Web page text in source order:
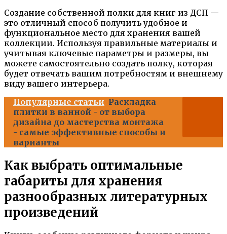
Создание собственной полки для книг из ДСП —
это отличный способ получить удобное и
функциональное место для хранения вашей
коллекции. Используя правильные материалы и
учитывая ключевые параметры и размеры, вы
можете самостоятельно создать полку, которая
будет отвечать вашим потребностям и внешнему
виду вашего интерьера.
Популярные статьи Раскладка
плитки в ванной - от выбора
дизайна до мастерства монтажа
- самые эффективные способы и
варианты
Как выбрать оптимальные
габариты для хранения
разнообразных литературных
произведений